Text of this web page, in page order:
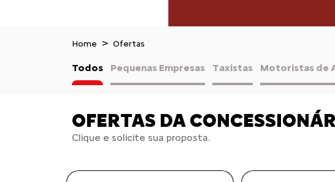
Home Ofertas
Todos Pequenas Empresas Taxistas Motoristas de
OFERTAS DA
Clique e solicite sua proposta.